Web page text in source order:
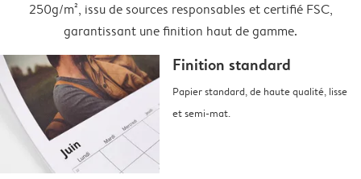
250g/m², issu de sources responsables et certifié FSC,
garantissant une finition haut de gamme.
Finition standard
Papier standard, de haute qualité, lisse
et semi-mat.